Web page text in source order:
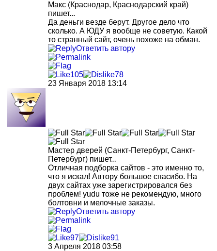
Макс (Краснодар, Краснодарский край)
пишет...
Да деньги везде берут. Другое дело что
сколько. А ЮДУ я вообще не советую. Какой
то странный сайт, очень похоже на обман.
Ответить автору
105
78
23 Января 2018 13:14
Мастер дверей (Санкт-Петербург, Санкт-
Петербург) пишет...
Отличная подборка сайтов - это именно то,
что я искал! Автору большое спасибо. На
двух сайтах уже зарегистрировался без
проблем! yudu тоже не рекомендую, много
болтовни и мелочные заказы.
Ответить автору
97
91
3 Апреля 2018 03:58